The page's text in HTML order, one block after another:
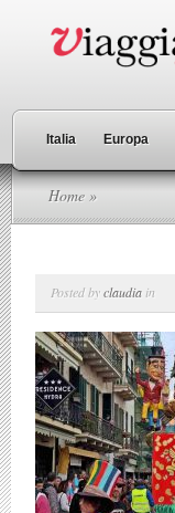
Italia Europa
Home »
Posted byclaudia in